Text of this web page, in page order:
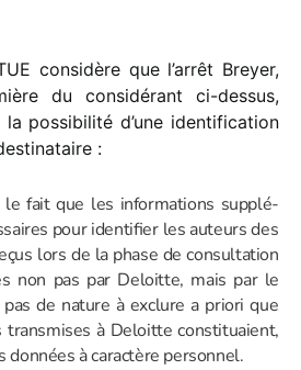
consi­dère que l’arrêt Breyer,
du consi­dé­rant ci-dessus,
la possi­bi­lité d’une iden­ti­fi­ca­tion
:
le fait que les infor­ma­tions supplé­
pour iden­ti­fier les auteurs des
lors de la phase de consul­ta­tion
non pas par Deloitte, mais par le
pas de nature à exclure a priori que
trans­mises à Deloitte consti­tuaient,
données à carac­tère personnel.